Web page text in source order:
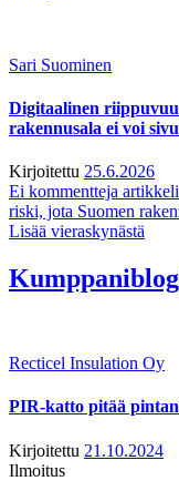
Sari Suominen
Digitaalinen
rakennusala ei voi
Kirjoitettu 25.6.2026
Ei kommentteja
riski, jota Suomen
Lisää vieraskynästä
Recticel Insulation Oy
PIR-katto pitää
Kirjoitettu 21.10.2024
Ilmoitus